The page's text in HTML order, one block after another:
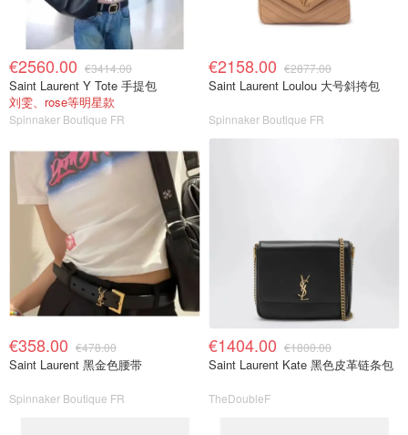
€2560.00 €3414.00
Saint Laurent Y Tote 手提包
刘雯、rose等明星款
Spinnaker Boutique FR
€2158.00 €2877.00
Saint Laurent Loulou 大号斜挎包
Spinnaker Boutique FR
€358.00 €478.00
Saint Laurent 黑金色腰带
Spinnaker Boutique FR
€1404.00 €1800.00
Saint Laurent Kate 黑色皮革链条包
TheDoubleF